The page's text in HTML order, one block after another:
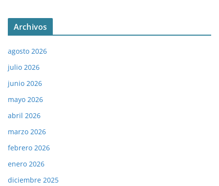
Archivos
agosto 2026
julio 2026
junio 2026
mayo 2026
abril 2026
marzo 2026
febrero 2026
enero 2026
diciembre 2025